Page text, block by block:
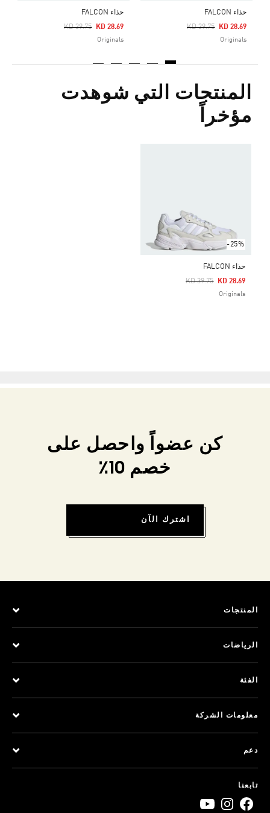
حذاء FALCON
Price Reduced From
KD 39.75
To KD 28.69
Originals
حذاء FALCON
Price Reduced From
KD 39.75
To KD 28.69
Originals
المنتجات التي شوهدت
مؤخراً
-25%
حذاء FALCON
Price Reduced From
KD 39.75
To KD 28.69
Originals
كن عضواً واحصل على
خصم 10٪
اشترك الآن
المنتجات
الرياضات
الفئة
معلومات الشركة
دعم
تابعنا